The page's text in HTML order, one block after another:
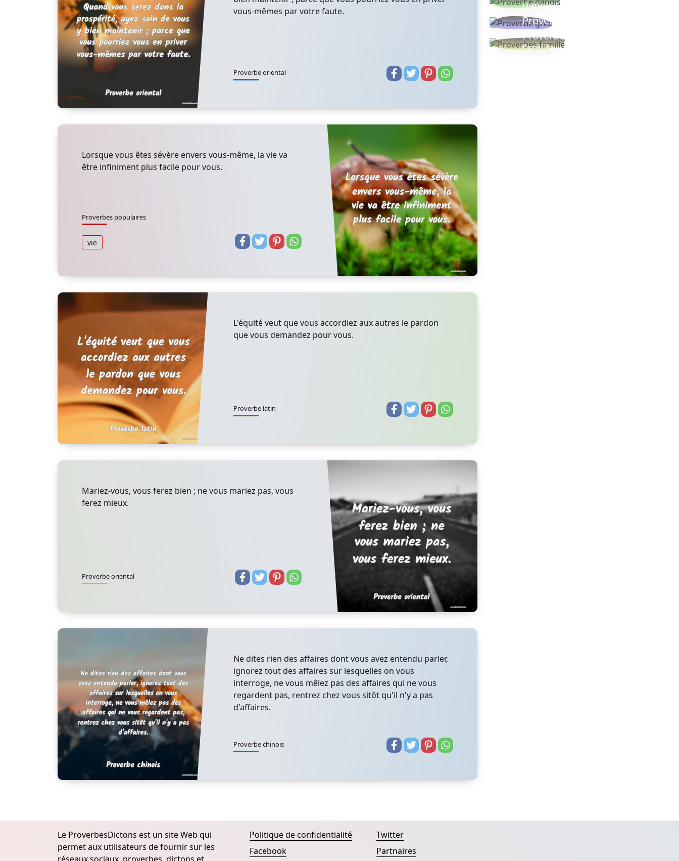
vous-mêmes par votre faute.
Proverbe oriental
Lorsque vous êtes sévère envers vous-même, la vie va
être infiniment plus facile pour vous.
Proverbes populaires
vie
L'équité veut que vous accordiez aux autres le pardon
que vous demandez pour vous.
Proverbe latin
Mariez-vous, vous ferez bien ; ne vous mariez pas, vous
ferez mieux.
Proverbe oriental
Ne dites rien des affaires dont vous avez entendu parler,
ignorez tout des affaires sur lesquelles on vous
interroge, ne vous mêlez pas des affaires qui ne vous
regardent pas, rentrez chez vous sitôt qu'il n'y a pas
d'affaires.
Proverbe chinois
danois
Proverbe grec
Proverbes
famille
Le ProverbesDictons est un site Web qui
permet aux utilisateurs de fournir sur les
Politique de confidentialité
Facebook
Twitter
Partnaires